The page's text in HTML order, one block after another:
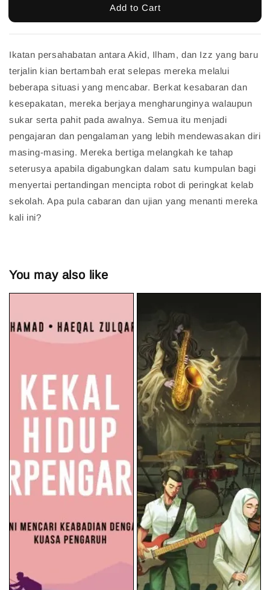
Add to Cart
Ikatan persahabatan antara Akid, Ilham, dan Izz yang baru
terjalin kian bertambah erat selepas mereka melalui
beberapa situasi yang mencabar. Berkat kesabaran dan
kesepakatan, mereka berjaya mengharunginya walaupun
sukar serta pahit pada awalnya. Semua itu menjadi
pengajaran dan pengalaman yang lebih mendewasakan diri
masing-masing. Mereka bertiga melangkah ke tahap
seterusya apabila digabungkan dalam satu kumpulan bagi
menyertai pertandingan mencipta robot di peringkat kelab
sekolah. Apa pula cabaran dan ujian yang menanti mereka
kali ini?
You may also like